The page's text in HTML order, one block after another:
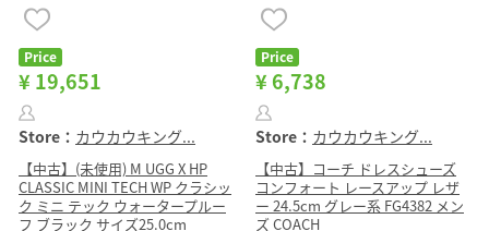
Price
¥ 19,651
Store： カウカウキング...
【中古】(未使用) M UGG X HP
CLASSIC MINI TECH WP クラシッ
ク ミニ テック ウォータープルー
フ ブラック サイズ25.0cm
Price
¥ 6,738
Store： カウカウキング...
【中古】コーチ ドレスシューズ
コンフォート レースアップ レザ
ー 24.5cm グレー系 FG4382 メン
ズ COACH